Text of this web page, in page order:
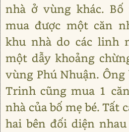
nhà ở vùng khác.
mua được một căn
khu nhà do các linh
một dẫy khoảng
vùng Phú Nhuận.
Trinh cũng mua 1
nhà của bố mẹ bé. Tất
hai bên đối diện